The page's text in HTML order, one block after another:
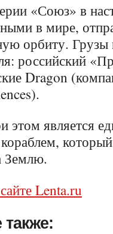
«Союз» в
в мире,
орбиту.
российский
Dragon
этом является
Землю.
Lenta.ru
также: